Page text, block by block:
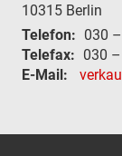
10315 Berlin
Telefon: 030
Telefax: 030
E-Mail: